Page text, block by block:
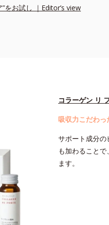
をお試し ｜Editor’s view
コラーゲン リ
吸収力こだわっ
サポート成分の
も加わること
ます。